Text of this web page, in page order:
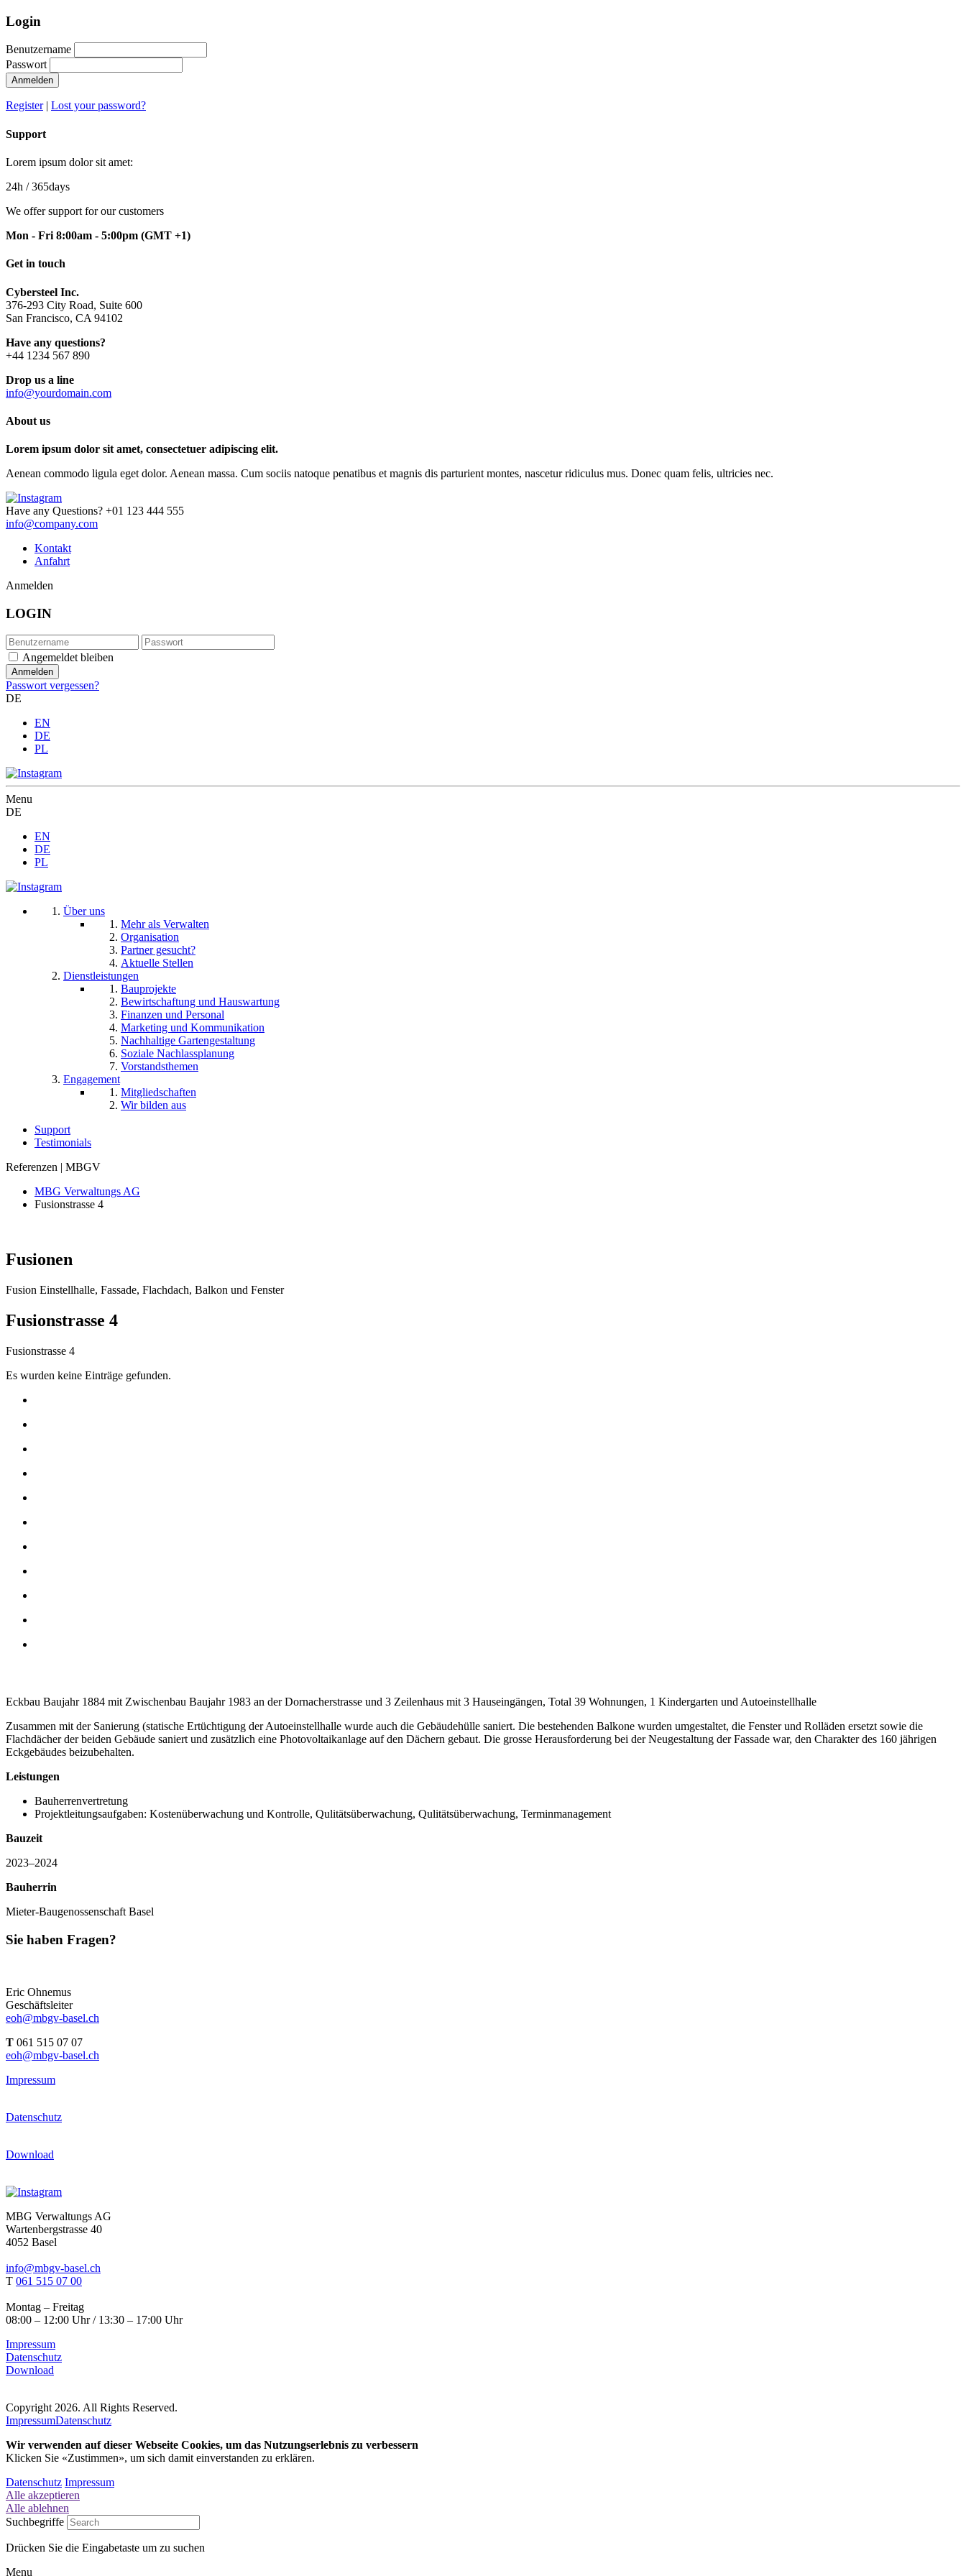
Login
Benutzername
Passwort
Anmelden
Register| Lost your password?
Support
Lorem ipsum dolor sit amet:
24h / 365days
We offer support for our customers
Mon - Fri 8:00am - 5:00pm (GMT +1)
Get in touch
Cybersteel Inc.
376-293 City Road, Suite 600
San Francisco, CA 94102
Have any questions?
+44 1234 567 890
Drop us a line
info@yourdomain.com
About us
Lorem ipsum dolor sit amet, consectetuer adipiscing elit.
Aenean commodo ligula eget dolor. Aenean massa. Cum sociis natoque penatibus et magnis dis parturient montes, nascetur ridiculus mus. Donec quam felis, ultricies nec.
Have any Questions? +01 123 444 555
info@company.com
Kontakt
Anfahrt
Anmelden
LOGIN
Angemeldet bleiben
Passwort vergessen?
DE
EN
DE
PL
Menu
DE
EN
DE
PL
Über uns
Mehr als Verwalten
Organisation
Partner gesucht?
Aktuelle Stellen
Dienstleistungen
Bauprojekte
Bewirtschaftung und Hauswartung
Finanzen und Personal
Marketing und Kommunikation
Nachhaltige Gartengestaltung
Soziale Nachlassplanung
Vorstandsthemen
Engagement
Mitgliedschaften
Wir bilden aus
Support
Testimonials
Referenzen | MBGV
MBG Verwaltungs AG
Fusionstrasse 4
Fusionen
Fusion Einstellhalle, Fassade, Flachdach, Balkon und Fenster
Fusionstrasse 4
Fusionstrasse 4
Es wurden keine Einträge gefunden.
Eckbau Baujahr 1884 mit Zwischenbau Baujahr 1983 an der Dornacherstrasse und 3 Zeilenhaus mit 3 Hauseingängen, Total 39 Wohnungen, 1 Kindergarten und Autoeinstellhalle
Zusammen mit der Sanierung (statische Ertüchtigung der Autoeinstellhalle wurde auch die Gebäudehülle saniert. Die bestehenden Balkone wurden umgestaltet, die Fenster und Rolläden ersetzt sowie die
Flachdächer der beiden Gebäude saniert und zusätzlich eine Photovoltaikanlage auf den Dächern gebaut. Die grosse Herausforderung bei der Neugestaltung der Fassade war, den Charakter des 160 jährigen
Eckgebäudes beizubehalten.
Leistungen
Bauherrenvertretung
Projektleitungsaufgaben: Kostenüberwachung und Kontrolle, Qulitätsüberwachung, Qulitätsüberwachung, Terminmanagement
Bauzeit
2023–2024
Bauherrin
Mieter-Baugenossenschaft Basel
Sie haben Fragen?
Eric Ohnemus
Geschäftsleiter
eoh@mbgv-basel.ch
T 061 515 07 07
eoh@mbgv-basel.ch
Impressum
Datenschutz
Download
MBG Verwaltungs AG
Wartenbergstrasse 40
4052 Basel
info@mbgv-basel.ch
T 061 515 07 00
Montag – Freitag
08:00 – 12:00 Uhr / 13:30 – 17:00 Uhr
Impressum
Datenschutz
Download
Copyright 2026. All Rights Reserved.
ImpressumDatenschutz
Wir verwenden auf dieser Webseite Cookies, um das Nutzungserlebnis zu verbessern
Klicken Sie «Zustimmen», um sich damit einverstanden zu erklären.
Datenschutz Impressum
Alle akzeptieren
Alle ablehnen
Suchbegriffe
Drücken Sie die Eingabetaste um zu suchen
Menu